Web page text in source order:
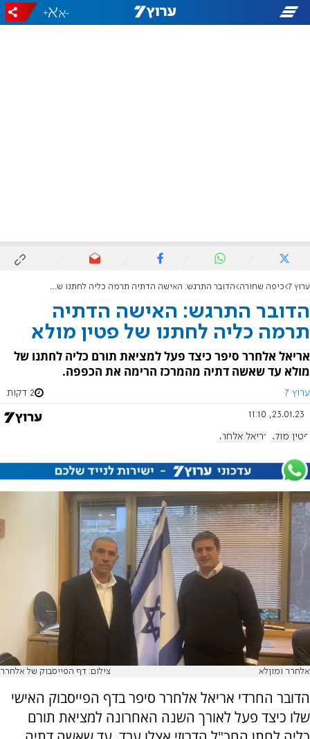
-
+
ערוץ 7 כיפה שחורה הדובר התרגש: האישה הדתיה תרמה כליה לחתנו של פטין מולא
הדובר התרגש: האישה הדתיה
תרמה כליה לחתנו של פטין מולא
אריאל אלחרר סיפר כיצד פעל למציאת תורם כליה לחתנו של
מולא עד שאשה דתיה מהמרכז הרימה את הכפפה.
ערוץ 7 2 דקות
23.01.23, 11:10
פטין מולא אריאל אלחרר
אלחרר ומוןלא צילום: דף הפייסבוק של אלחרר
הדובר החרדי אריאל אלחרר סיפר בדף הפייסבוק האישי
שלו כיצד פעל לאורך השנה האחרונה למציאת תורם